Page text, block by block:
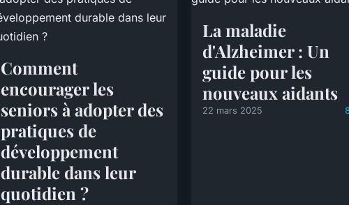
Comment
encourager les
seniors à adopter des
pratiques de
développement
durable dans leur
quotidien ?
La maladie
d'Alzheimer : Un
guide pour les
nouveaux aidants
22 mars 2025